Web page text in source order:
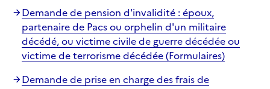
Demande de pension d'invalidité : époux,
partenaire de Pacs ou orphelin d'un militaire
décédé, ou victime civile de guerre décédée ou
victime de terrorisme décédée (Formulaires)
Demande de prise en charge des frais de